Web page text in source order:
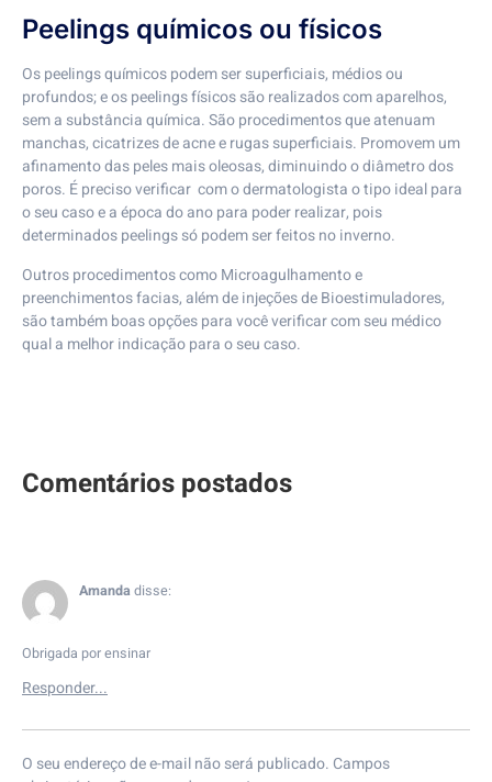
Peelings químicos ou físicos
Os peelings químicos podem ser superficiais, médios ou
profundos; e os peelings físicos são realizados com aparelhos,
sem a substância química. São procedimentos que atenuam
manchas, cicatrizes de acne e rugas superficiais. Promovem um
afinamento das peles mais oleosas, diminuindo o diâmetro dos
poros. É preciso verificar com o dermatologista o tipo ideal para
o seu caso e a época do ano para poder realizar, pois
determinados peelings só podem ser feitos no inverno.
Outros procedimentos como Microagulhamento e
preenchimentos facias, além de injeções de Bioestimuladores,
são também boas opções para você verificar com seu médico
qual a melhor indicação para o seu caso.
Amandadisse:
Obrigada por ensinar
O seu endereço de e-mail não será publicado. Campos